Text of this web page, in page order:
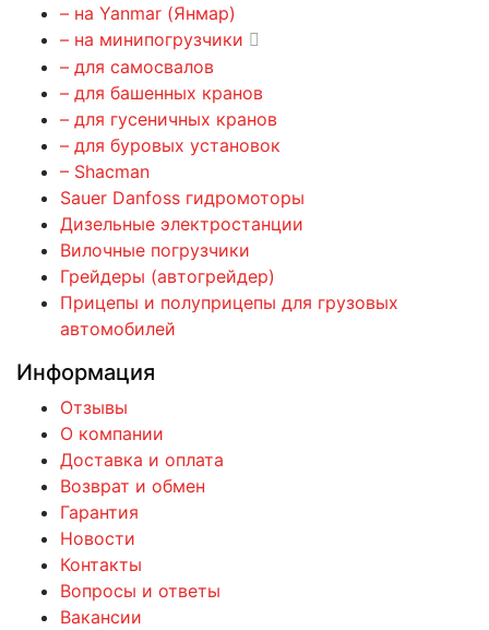
– на Yanmar (Янмар)
– на минипогрузчики
– для самосвалов
– для башенных кранов
– для гусеничных кранов
– для буровых установок
– Shacman
Sauer Danfoss гидромоторы
Дизельные электростанции
Вилочные погрузчики
Грейдеры (автогрейдер)
Прицепы и полуприцепы для грузовых
автомобилей
Информация
Отзывы
О компании
Доставка и оплата
Возврат и обмен
Гарантия
Новости
Контакты
Вопросы и ответы
Вакансии